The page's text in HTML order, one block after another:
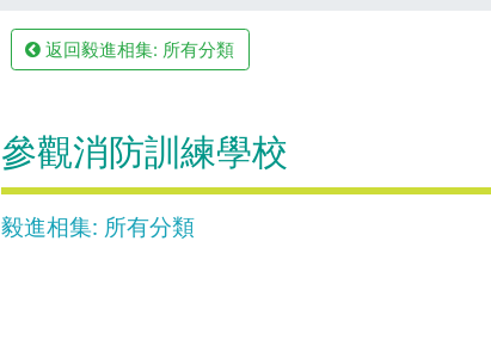
返回毅進相集: 所有分類
參觀消防訓練學校
毅進相集: 所有分類